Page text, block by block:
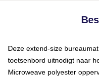
Deze extend-size
toetsenbord uitnodigt naar
Microweave polyester